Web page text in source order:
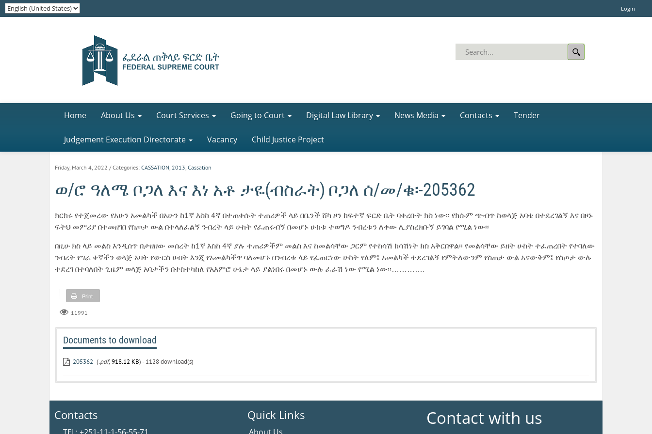
Login
Home About Us Court Services Going to Court Digital Law Library News Media Contacts Tender
Judgement Execution Directorate Vacancy Child Justice Project
Friday, March 4, 2022 / Categories: CASSATION, 2013, Cassation
ወ/ሮ ዓለሜ ቦጋለ እና እነ አቶ ታዬ(ብስራት) ቦጋለ ሰ/መ/ቁ፡-205362
ክርክሩ የተጀመረው የአሁን አመልካች በአሁን ከ1ኛ እስከ 4ኛ በተጠቀሱት ተጠሪዎች ላይ በቤንች ሸካ ዞን ከፍተኛ ፍርድ ቤት ባቀረቡት ክስ ነው፡፡ የክሱም ጭብጥ ከወላጅ አባቴ በተደረገልኝ እና በዞኑ
ፍትህ መምሪያ በተመዘገበ የስጦታ ውል በተላለፈልኝ ንብረት ላይ ሁከት የፈጠሩብኝ በመሆኑ ሁከቱ ተወግዶ ንብረቱን ለቀው ሊያስረክቡኝ ይገባል የሚል ነው፡፡
በዚሁ ክስ ላይ መልስ እንዲሰጥ በታዘዘው መሰረት ከ1ኛ እስከ 4ኛ ያሉ ተጠሪዎችም መልስ እና ከመልሳቸው ጋርም የተከሳሽ ከሳሽነት ክስ አቅርበዋል፡፡ የመልሳቸው ይዘት ሁከት ተፈጠረበት የተባለው
ንብረት የግራ ቀኛችን ወላጅ አባት የውርስ ሀብት እንጂ የአመልካችዋ ባለመሆኑ በንብረቱ ላይ የፈጠርነው ሁከት የለም፤ አመልካች ተደረገልኝ የምትለውንም የስጠታ ውል አናውቅም፤ የስጦታ ውሉ
ተደረገ በተባለበት ጊዜም ወላጅ አባታችን በተስተካከለ የአእምሮ ሁኔታ ላይ ያልነበሩ በመሆኑ ውሉ ፈራሽ ነው የሚል ነው፡፡………….
Print
11991
Documents to download
205362 (.pdf,918.12 KB) - 1128 download(s)
Contacts Quick Links Contact with us